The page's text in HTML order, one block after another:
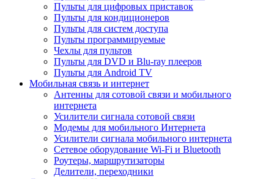
Пульты для цифровых приставок
Пульты для кондиционеров
Пульты для систем доступа
Пульты программируемые
Чехлы для пультов
Пульты для DVD и Blu-ray плееров
Пульты для Android TV
Мобильная связь и интернет
Антенны для сотовой связи и мобильного
интернета
Усилители сигнала сотовой связи
Модемы для мобильного Интернета
Усилители сигнала мобильного интернета
Сетевое оборудование Wi-Fi и Bluetooth
Роутеры, маршрутизаторы
Делители, переходники